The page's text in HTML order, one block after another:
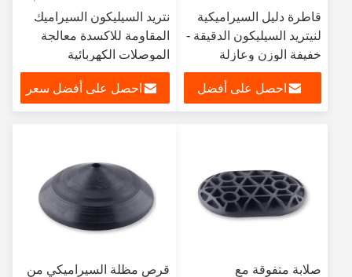
قاطرة دليل السيراميكية
لنيتريد السيليكون الدقيقة -
خفيفة الوزن وعازلة
كهربائيا ومقاومة للحرارة
الشديدة لتطبيقات درجات
الحرارة العالية
احصل على أفضل
نتريد السيليكون السيراميك
المقاومة للاكسدة معالجة
الموصلات الكهربائية
احصل على أفضل سعر
صلابة متفوقة مع
قرص مظلة السيراميكي من